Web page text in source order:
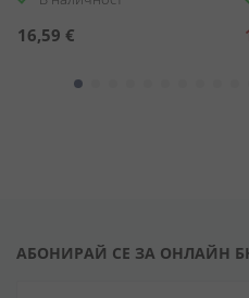
16,59 €
АБОНИРАЙ СЕ ЗА ОНЛАЙН